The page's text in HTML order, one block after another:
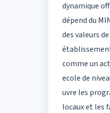
dynamique
dépend du
des valeurs
comme un
ecole de
uvre les
locaux et les